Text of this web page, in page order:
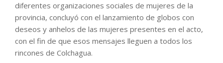
diferentes organizaciones sociales de mujeres de la
provincia, concluyó con el lanzamiento de globos con
deseos y anhelos de las mujeres presentes en el acto,
con el fin de que esos mensajes lleguen a todos los
rincones de Colchagua.